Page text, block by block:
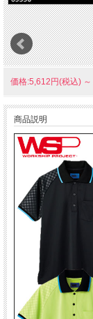
価格:5,612円(税込) ～
商品説明